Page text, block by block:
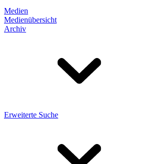
Medien
Medienübersicht
Archiv
Erweiterte Suche